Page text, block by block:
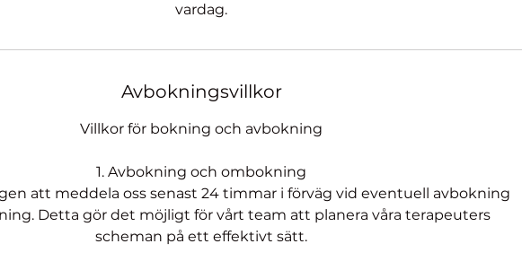
vardag.
Avbokningsvillkor
Villkor för bokning och avbokning
1. Avbokning och ombokning
att meddela oss senast 24 timmar i förväg vid eventuell avbokning
Detta gör det möjligt för vårt team att planera våra terapeuters
scheman på ett effektivt sätt.